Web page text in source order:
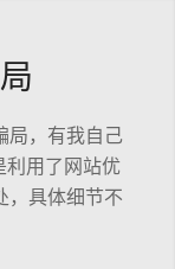
局，有我自己
用了网站优
，具体细节不